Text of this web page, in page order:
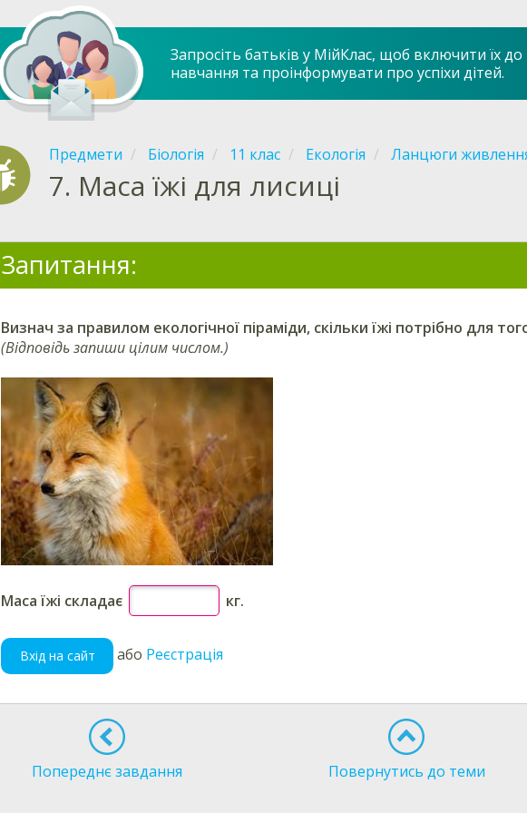
Запросіть батьків у МійКлас, щоб включити їх
навчання та проінформувати про успіхи дітей.
Предмети Біологія 11 клас Екологія Ланцюги
7. Маса їжі для лисиці
Запитання:
Визнач за правилом екологічної піраміди, скільки їжі потрібно для
(Відповідь запиши цілим числом.)
Маса їжі складає кг.
Вхід на сайт або Реєстрація
Попереднє завдання Повернутись до теми